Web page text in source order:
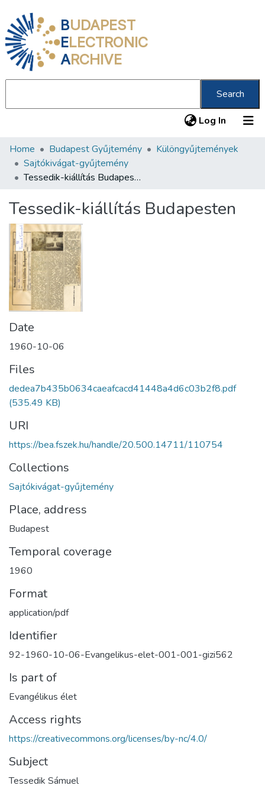
BUDAPEST
ELECTRONIC
ARCHIVE
Search
Log In (current)
Communities & Collections
All of DSpace
About us
Home Budapest Gyűjtemény
Különgyűjtemények
Sajtókivágat-gyűjtemény
Tessedik-kiállítás Budapesten
Tessedik-kiállítás Budapesten
Date
1960-10-06
Files
dedea7b435b0634caeafcacd41448a4d6c03b2f8.pdf
(535.49 KB)
URI
https://bea.fszek.hu/handle/20.500.14711/110754
Collections
Sajtókivágat-gyűjtemény
Place, address
Budapest
Temporal coverage
1960
Format
application/pdf
Identifier
92-1960-10-06-Evangelikus-elet-001-001-gizi562
Is part of
Evangélikus élet
Access rights
https://creativecommons.org/licenses/by-nc/4.0/
Subject
Tessedik Sámuel